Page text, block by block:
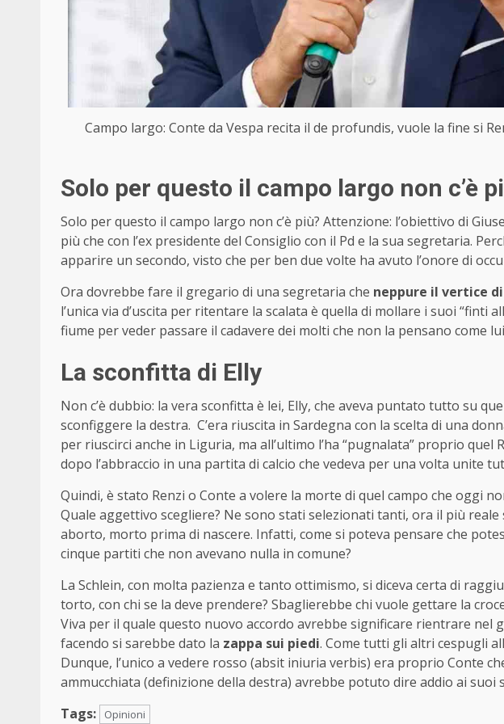
Campo largo: Conte da Vespa recita il de profundis, vuole la fine si
Solo per questo il campo largo non c’è
Solo per questo il campo largo non c’è più? Attenzione: l’obiettivo di
più che con l’ex presidente del Consiglio con il Pd e la sua segretaria.
apparire un secondo, visto che per ben due volte ha avuto l’onore di
Ora dovrebbe fare il gregario di una segretaria che neppure il vertice
l’unica via d’uscita per ritentare la scalata è quella di mollare i suoi “finti
fiume per veder passare il cadavere dei molti che non la pensano come
La sconfitta di Elly
Non c’è dubbio: la vera sconfitta è lei, Elly, che aveva puntato tutto su
sconfiggere la destra. C’era riuscita in Sardegna con la scelta di una
per riuscirci anche in Liguria, ma all’ultimo l’ha “pugnalata” proprio quel
dopo l’abbraccio in una partita di calcio che vedeva per una volta unite
Quindi, è stato Renzi o Conte a volere la morte di quel campo che oggi
Quale aggettivo scegliere? Ne sono stati selezionati tanti, ora il più
aborto, morto prima di nascere. Infatti, come si poteva pensare che
cinque partiti che non avevano nulla in comune?
La Schlein, con molta pazienza e tanto ottimismo, si diceva certa di
torto, con chi se la deve prendere? Sbaglierebbe chi vuole gettare la
Viva per il quale questo nuovo accordo avrebbe significare rientrare nel
facendo si sarebbe dato la zappa sui piedi. Come tutti gli altri cespugli
Dunque, l’unico a vedere rosso (absit iniuria verbis) era proprio Conte
ammucchiata (definizione della destra) avrebbe potuto dire addio ai suoi
Tags:
Opinioni